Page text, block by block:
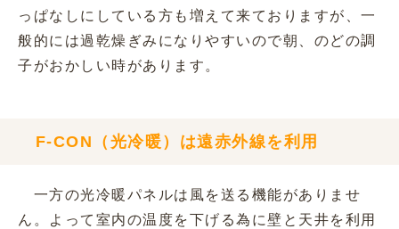
っぱなしにしている方も増えて来ておりますが、一
般的には過乾燥ぎみになりやすいので朝、のどの調
子がおかしい時があります。
F-CON（光冷暖）は遠赤外線を利用
一方の光冷暖パネルは風を送る機能がありませ
ん。よって室内の温度を下げる為に壁と天井を利用